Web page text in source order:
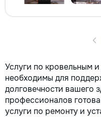
Услуги по кровельным
необходимы для
долговечности вашего
профессионалов
услуги по ремонту и